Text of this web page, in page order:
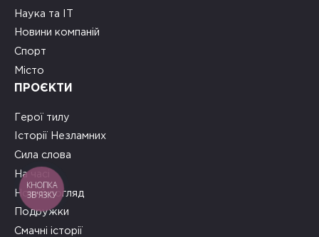
Наука та ІТ
Новини компаній
Спорт
Місто
ПРОЄКТИ
Герої тилу
Історії Незламних
Сила слова
На часі
Новий погляд
Подружки
Смачні історії
КНОПКА
ЗВ'ЯЗКУ